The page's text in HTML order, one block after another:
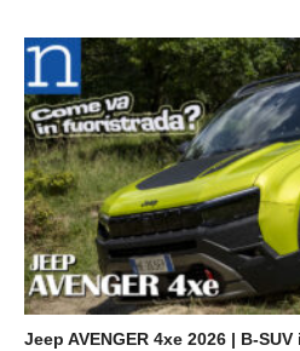
Jeep AVENGER 4xe 2026 | B-